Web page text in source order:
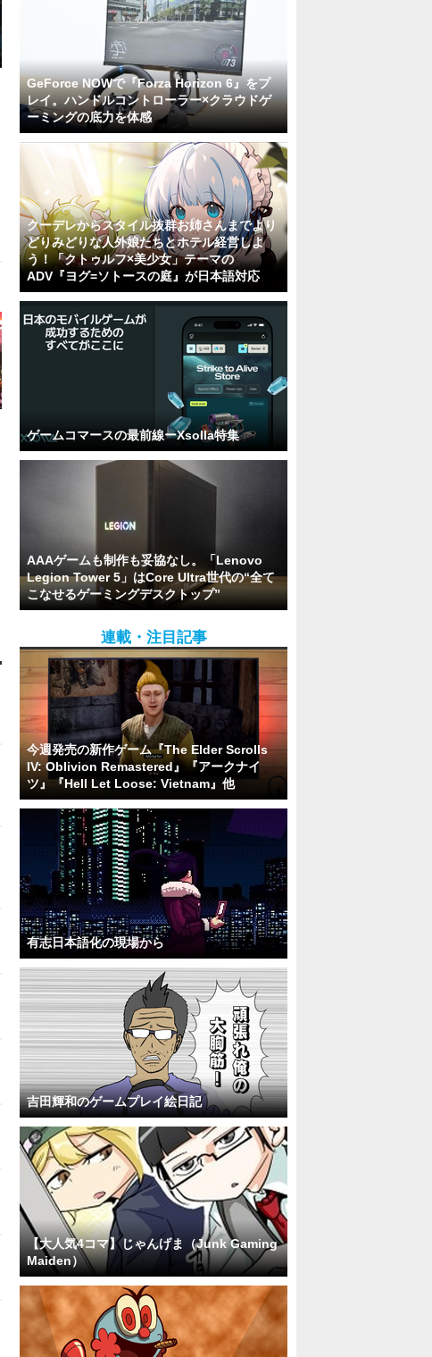
GeForce NOWで『Forza Horizon 6』をプ
レイ。ハンドルコントローラー×クラウドゲ
ーミングの底力を体感
クーデレからスタイル抜群お姉さんまでより
どりみどりな人外娘たちとホテル経営しよ
う！「クトゥルフ×美少女」テーマの
ADV『ヨグ=ソトースの庭』が日本語対応
ゲームコマースの最前線ーXsolla特集
AAAゲームも制作も妥協なし。「Lenovo
Legion Tower 5」はCore Ultra世代の“全て
こなせるゲーミングデスクトップ”
連載・注目記事
今週発売の新作ゲーム『The Elder Scrolls
IV: Oblivion Remastered』『アークナイ
ツ』『Hell Let Loose: Vietnam』他
有志日本語化の現場から
吉田輝和のゲームプレイ絵日記
【大人気4コマ】じゃんげま（Junk Gaming
Maiden）